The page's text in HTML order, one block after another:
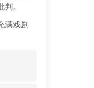
。
满戏剧